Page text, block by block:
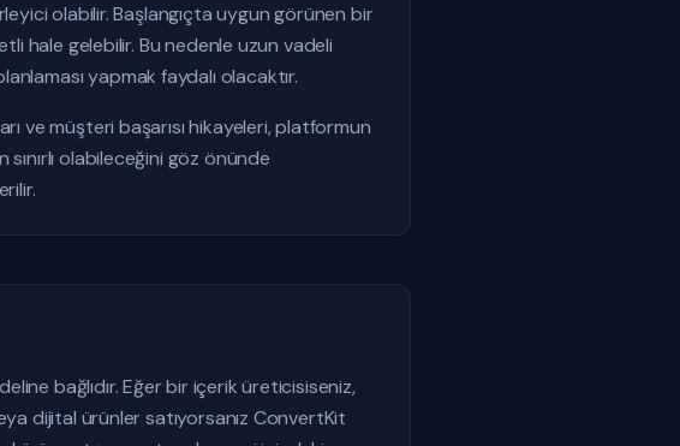
olabilir. Başlangıçta uygun görünen bir
hale gelebilir. Bu nedenle uzun vadeli
yapmak faydalı olacaktır.
ve müşteri başarısı hikayeleri, platformun
olabileceğini göz önünde
bağlıdır. Eğer bir içerik üreticisiseniz,
dijital ürünler satıyorsanız ConvertKit